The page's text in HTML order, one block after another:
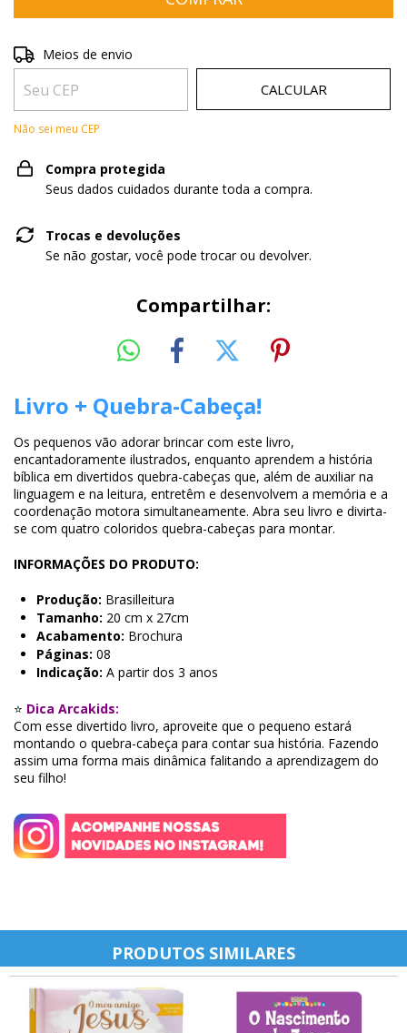
Entregas para o CEP:
Meios de envio
CALCULAR
Não sei meu CEP
Compra protegida
Seus dados cuidados durante toda a compra.
Trocas e devoluções
Se não gostar, você pode trocar ou devolver.
Compartilhar:
Livro + Quebra-Cabeça!
Os pequenos vão adorar brincar com este livro,
encantadoramente ilustrados, enquanto aprendem a história
bíblica em divertidos quebra-cabeças que, além de auxiliar na
linguagem e na leitura, entretêm e desenvolvem a memória e a
coordenação motora simultaneamente. Abra seu livro e divirta-
se com quatro coloridos quebra-cabeças para montar.
INFORMAÇÕES DO PRODUTO:
Produção: Brasilleitura
Tamanho: 20 cm x 27cm
Acabamento: Brochura
Páginas: 08
Indicação: A partir dos 3 anos
⭐ Dica Arcakids:
Com esse divertido livro, aproveite que o pequeno estará
montando o quebra-cabeça para contar sua história. Fazendo
assim uma forma mais dinâmica falitando a aprendizagem do
seu filho!
PRODUTOS SIMILARES